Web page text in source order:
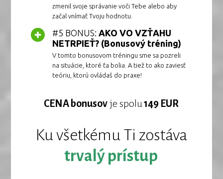
zmenil svoje správanie voči Tebe alebo aby
začal vnímať Tvoju hodnotu.
#5 BONUS: AKO VO VZŤAHU
NETRPIEŤ? (Bonusový tréning)
V tomto bonusovom tréningu sme sa pozreli
na situácie, ktoré ťa bolia. A tiež to ako zaviesť
teóriu, ktorú ovládaš do praxe!
CENA bonusovje spolu 149 EUR
Ku všetkému Ti zostáva
trvalý prístup